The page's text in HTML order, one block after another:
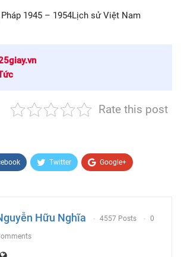
1945 – 1954Lịch sử Việt Nam
Rate this post
Twitter Google+
Hữu Nghĩa 4557 Posts 0